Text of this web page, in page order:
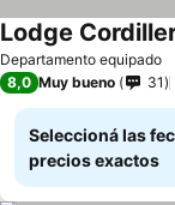
Departamento equipado
Lodge
8,0 Muy bueno 31
Seleccioná las
precios exactos